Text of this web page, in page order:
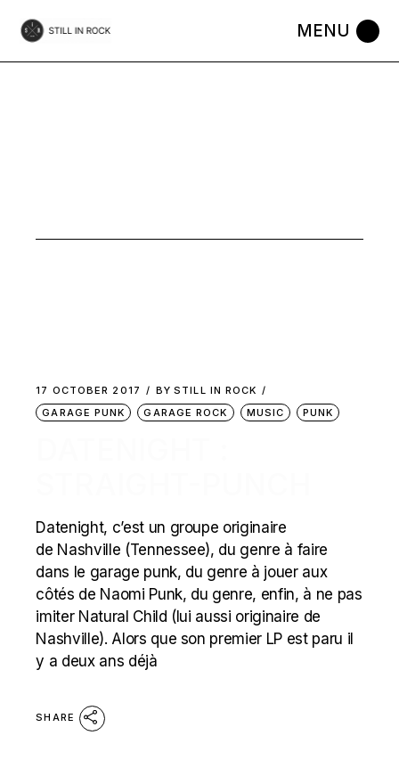
the
17 OCTOBER 2017 BY STILL IN ROCK
GARAGE PUNK
GARAGE ROCK MUSIC PUNK
Datenight, c’est un groupe originaire
de Nashville (Tennessee), du genre à faire
dans le garage punk, du genre à jouer aux
côtés de Naomi Punk, du genre, enfin, à ne pas
imiter Natural Child (lui aussi originaire de
Nashville). Alors que son premier LP est paru il
y a deux ans déjà
SHARE